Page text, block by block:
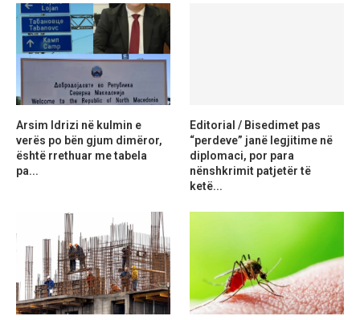
Arsim Idrizi në kulmin e
verës po bën gjum dimëror,
është rrethuar me tabela
pa...
Editorial / Bisedimet pas
“perdeve” janë legjitime në
diplomaci, por para
nënshkrimit patjetër të
ketë...